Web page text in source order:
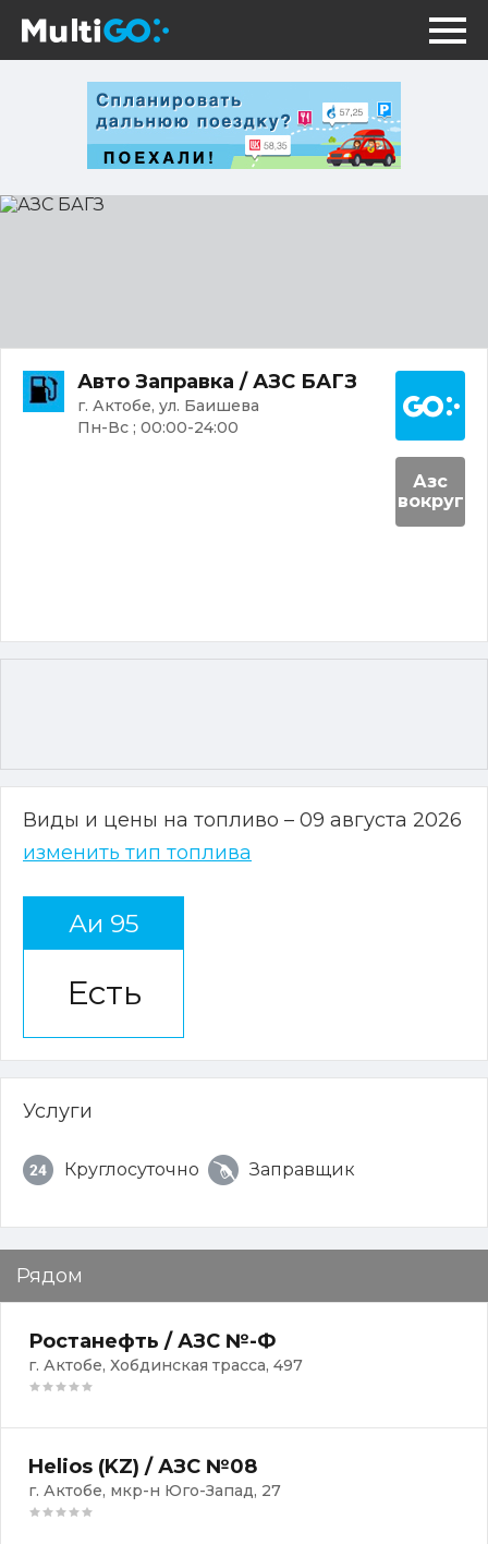
АЗС
Авто Заправка / АЗС БАГЗ
г. Актобе, ул. Баишева
Пн-Вс ; 00:00-24:00
Азс
вокруг
Виды и цены на топливо – 09 августа 2026
изменить тип топлива
Аи 95
Есть
Услуги
Круглосуточно Заправщик
Рядом
Ростанефть / АЗС №-Ф
г. Актобе, Хобдинская трасса, 497
Helios (KZ) / АЗС №08
г. Актобе, мкр-н Юго-Запад, 27